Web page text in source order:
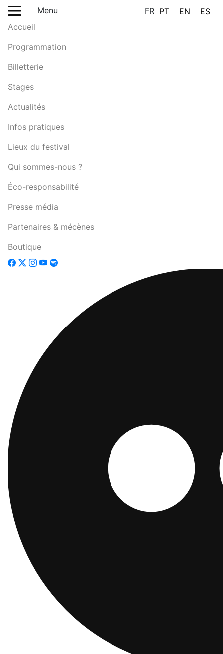
Menu FR PT EN
ES
Accueil
Programmation
Billetterie
Stages
Actualités
Infos pratiques
Lieux du festival
Qui sommes-nous ?
Éco-responsabilité
Presse média
Partenaires & mécènes
Boutique